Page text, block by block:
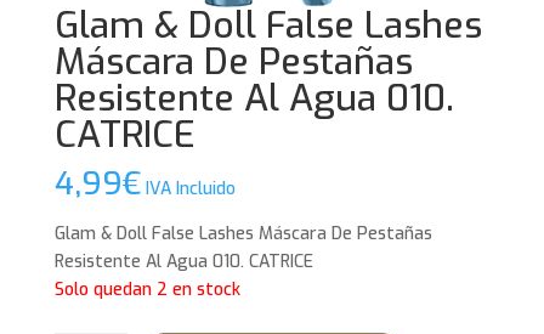
Glam & Doll False Lashes
Máscara De Pestañas
Resistente Al Agua 010.
CATRICE
4,99€ IVA Incluido
Glam & Doll False Lashes Máscara De Pestañas
Resistente Al Agua 010. CATRICE
Solo quedan 2 en stock